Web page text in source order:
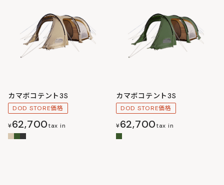
カマボコテント3S
DOD STORE価格
¥62,700tax in
カマボコテント3S
DOD STORE価格
¥62,700tax in